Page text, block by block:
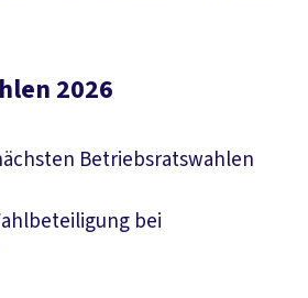
2026
Betriebsratswahlen
bei